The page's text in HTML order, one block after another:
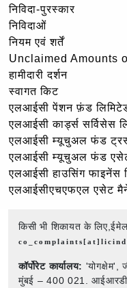
निविदा-पुरस्कार
निविदाओं
नियम एवं शर्तें
Unclaimed Amounts
हामीदारी दर्शन
स्वागत किट
एलआईसी पेंशन फ़ंड
एलआईसी कार्ड्स सर्विसेस
एलआईसी म्यूचुअल फंड
एलआईसी म्यूचुअल फंड
एलआईसी हाउसिंग फाइनेंस
एलआईसीएचएफएल एसेट
किसी भी शिकायत के
कॉर्पोरेट कार्यालय: 'योगक्षेम',
मुंबई – 400 021.